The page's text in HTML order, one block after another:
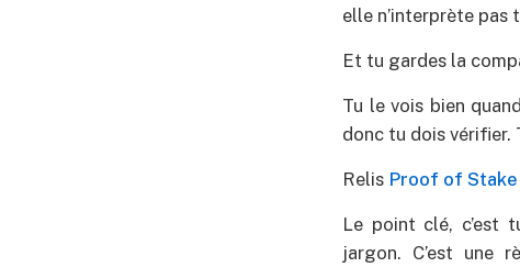
elle n’interprète pas
Et tu gardes la
Tu le vois bien
donc tu dois vérifier.
Relis Proof of Stake
Le point clé, c’est
jargon. C’est une